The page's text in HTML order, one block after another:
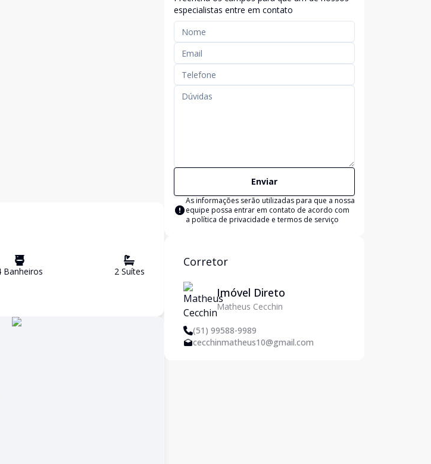
Banheiros 2Suítes
especialistas entre em contato
Enviar
As informações serão utilizadas para que a nossa
equipe possa entrar em contato de acordo com
a política de privacidade e termos de serviço
Corretor
Imóvel Direto
Matheus Cecchin
(51) 99588-9989
cecchinmatheus10@gmail.com